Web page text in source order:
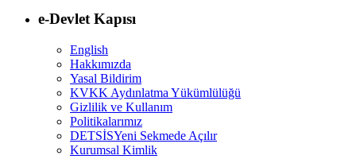
e-Devlet Kapısı
English
Hakkımızda
Yasal Bildirim
KVKK Aydınlatma Yükümlülüğü
Gizlilik ve Kullanım
Politikalarımız
DETSİSYeni Sekmede Açılır
Kurumsal Kimlik